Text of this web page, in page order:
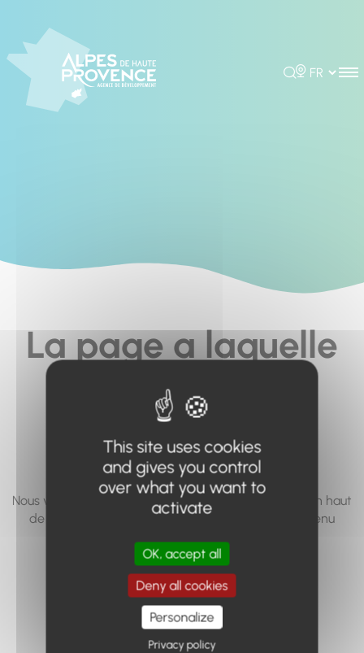
Rechercher
Choisir la
La page a laquelle
vous cherchez à
accéder n'existe
pas... ou plus.
Nous vous invitons à utiliser le moteur de recherche en haut
de page, ou à utiliser le menu pour trouver le contenu
Retour à l'accueil
This site uses cookies
and gives you control
over what you want to
activate
OK, accept all
Deny all cookies
Personalize
Privacy policy